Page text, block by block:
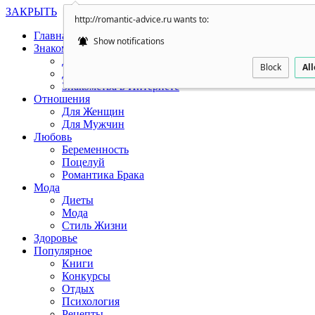
http://romantic-advice.ru wants to:
Show notifications
Block
ЗАКРЫТЬ
Главная
Знакомства
Для Женщин
Для Мужчин
Знакомства в Интернете
Отношения
Для Женщин
Для Мужчин
Любовь
Беременность
Поцелуй
Романтика Брака
Мода
Диеты
Мода
Стиль Жизни
Здоровье
Популярное
Книги
Конкурсы
Отдых
Психология